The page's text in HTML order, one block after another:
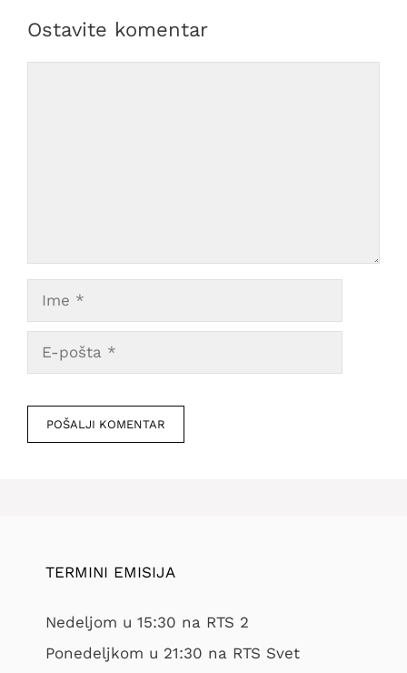
Ostavite komentar
pošta
mesto
TERMINI EMISIJA
Nedeljom u 15:30 na RTS 2
Ponedeljkom u 21:30 na RTS Svet